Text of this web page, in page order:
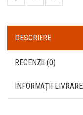
DESCRIERE
RECENZII (0)
INFORMAȚII LIVRARE